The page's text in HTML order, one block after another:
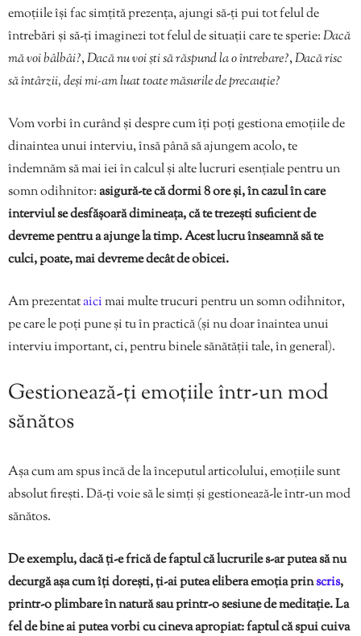
emoțiile își fac simțită prezența, ajungi să-ți pui tot felul de
întrebări și să-ți imaginezi tot felul de situații care te sperie:Dacă
mă voi bâlbâi?,Dacă nu voi ști să răspund la o întrebare?,Dacă risc
să întârzii, deși mi-am luat toate măsurile de precauție?
Vom vorbi în curând și despre cum îți poți gestiona emoțiile de
dinaintea unui interviu, însă până să ajungem acolo, te
îndemnăm să mai iei în calcul și alte lucruri esențiale pentru un
somn odihnitor:asigură-te că dormi 8 ore și, în cazul în care
interviul se desfășoară dimineața, că te trezești suficient de
devreme pentru a ajunge la timp. Acest lucru înseamnă să te
culci, poate, mai devreme decât de obicei.
Am prezentataicimai multe trucuri pentru un somn odihnitor,
pe care le poți pune și tu în practică (și nu doar înaintea unui
interviu important, ci, pentru binele sănătății tale, în general).
Gestionează-ți emoțiile într-un mod
sănătos
Așa cum am spus încă de la începutul articolului, emoțiile sunt
absolut firești. Dă-ți voie să le simți și gestionează-le într-un mod
sănătos.
De exemplu, dacă ți-e frică de faptul că lucrurile s-ar putea să nu
decurgă așa cum îți dorești, ți-ai putea elibera emoția prinscris,
printr-o plimbare în natură sau printr-o sesiune de meditație. La
fel de bine ai putea vorbi cu cineva apropiat: faptul că spui cuiva